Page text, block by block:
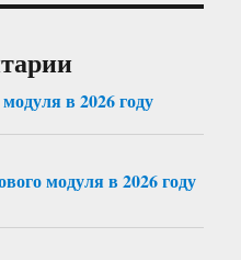
в 2026 году
модуля в 2026 году